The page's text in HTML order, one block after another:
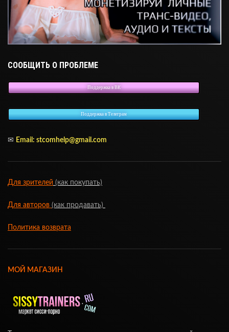
СООБЩИТЬ О ПРОБЛЕМЕ
Поддержка в ВК
Поддержка в Телеграм
✉ Email: stcomhelp@gmail.com
Для зрителей (как покупать)
Для авторов (как продавать)
Политика возврата
МОЙ МАГАЗИН